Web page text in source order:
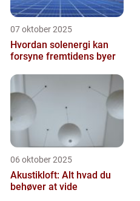
07 oktober 2025
Hvordan solenergi kan
forsyne fremtidens byer
06 oktober 2025
Akustikloft: Alt hvad du
behøver at vide